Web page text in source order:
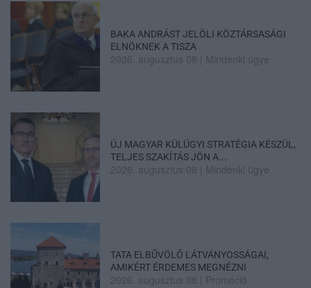
BAKA ANDRÁST JELÖLI KÖZTÁRSASÁGI
ELNÖKNEK A TISZA
2026. augusztus 08 Mindenki ügye
ÚJ MAGYAR KÜLÜGYI STRATÉGIA KÉSZÜL,
TELJES SZAKÍTÁS JÖN A...
2026. augusztus 08 Mindenki ügye
TATA ELBŰVÖLŐ LÁTVÁNYOSSÁGAI,
AMIKÉRT ÉRDEMES MEGNÉZNI
2026. augusztus 08 Promóció